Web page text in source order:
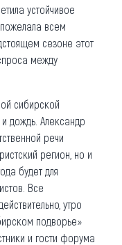
устойчивое
всем
сезоне этот
между
сибирской
дождь. Александр
речи
регион, но и
будет для
Все
утро
подворье»
и гости форума